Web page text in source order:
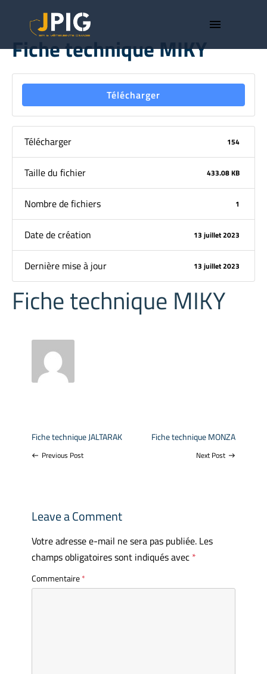
menu
Fiche technique MIKY
Télécharger
Télécharger 154
Taille du fichier 433.08 KB
Nombre de fichiers 1
Date de création 13 juillet 2023
Dernière mise à jour 13 juillet 2023
Fiche technique MIKY
Fiche technique JALTARAK
west Previous Post
Fiche technique MONZA
Next Post east
Leave a Comment
Votre adresse e-mail ne sera pas publiée. Les
champs obligatoires sont indiqués avec *
Commentaire*